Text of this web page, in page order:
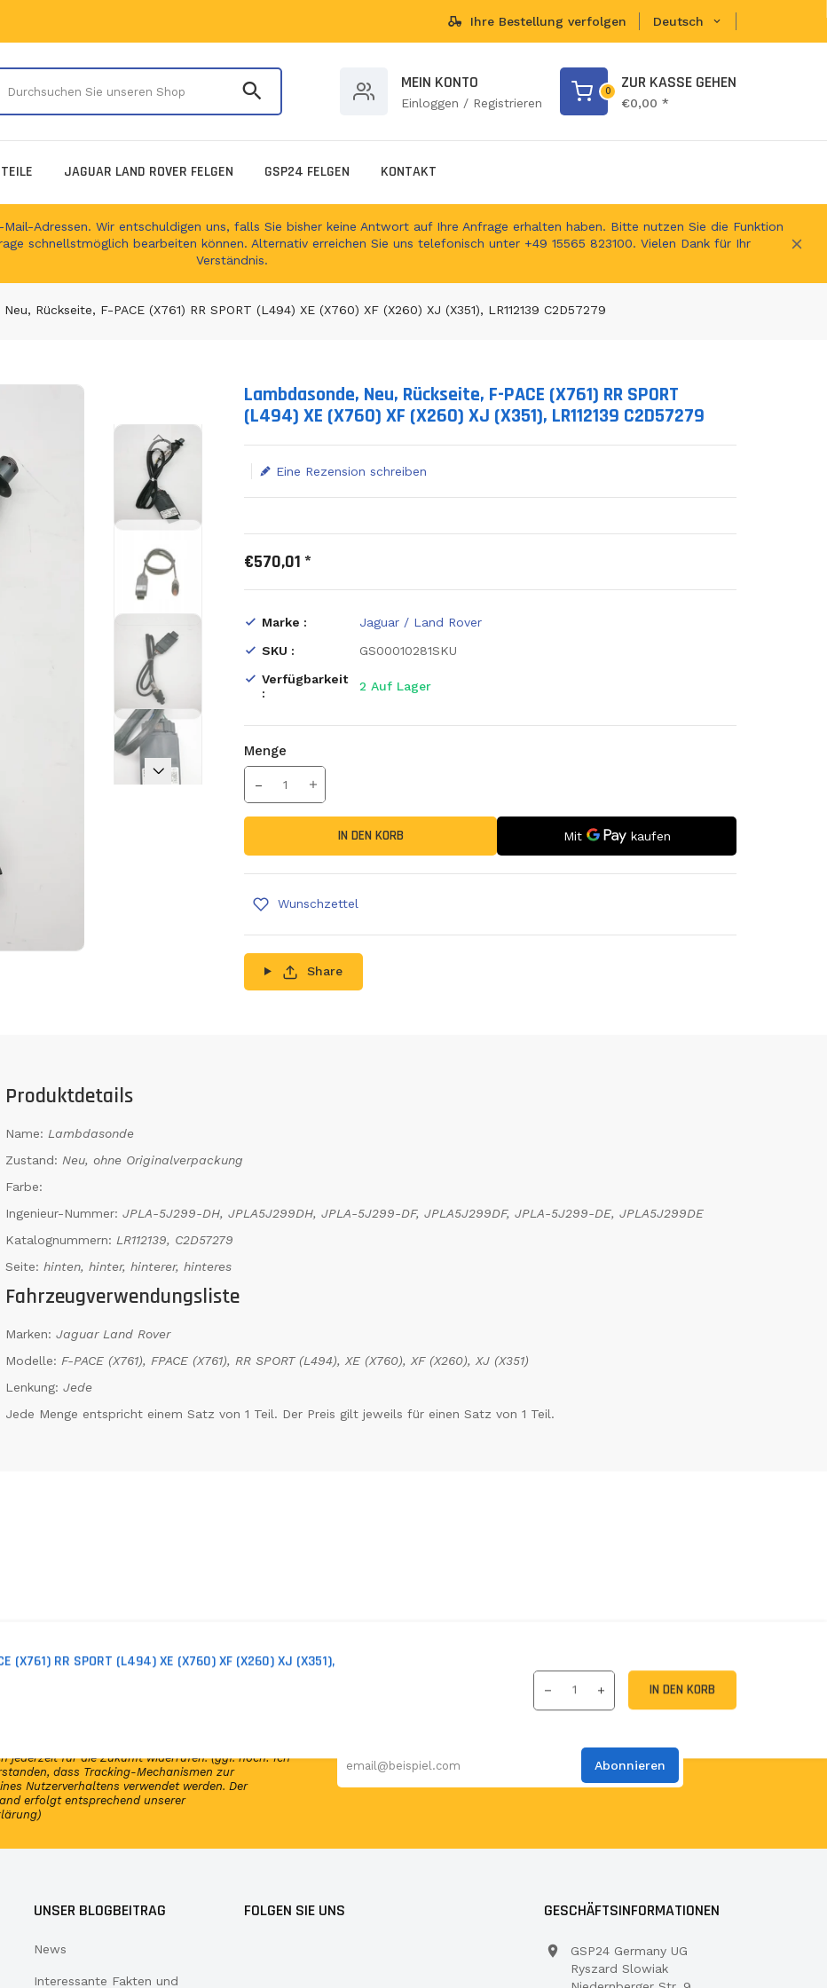
Ihre Bestellung verfolgen Deutsch
Durchsuchen Sie unseren Shop
MEIN KONTO
Einloggen / Registrieren
0 ZUR KASSE GEHEN
€0,00 *
JAGUAR LAND ROVER FELGEN GSP24 FELGEN KONTAKT
Adressen. Wir entschuldigen uns, falls Sie bisher keine Antwort auf Ihre Anfrage erhalten haben. Bitte nutzen Sie die Funktion
schnellstmöglich bearbeiten können. Alternativ erreichen Sie uns telefonisch unter +49 15565 823100. Vielen Dank für Ihr
Verständnis.
Rückseite, F-PACE (X761) RR SPORT (L494) XE (X760) XF (X260) XJ (X351), LR112139 C2D57279
Lambdasonde, Neu, Rückseite, F-PACE (X761) RR SPORT
(L494) XE (X760) XF (X260) XJ (X351), LR112139 C2D57279
Eine Rezension schreiben
Translation missing: de.products.product.loader_label
€570,01 *
Marke :
Jaguar / Land Rover
SKU :
GS00010281SKU
Verfügbarkeit
:
2 Auf Lager
Menge
Translation missing: de.products.product.decrease
Menge erhöhen
IN DEN KORB
Wunschzettel
Share
Produktdetails
Name: Lambdasonde
Zustand: Neu, ohne Originalverpackung
Farbe:
Ingenieur-Nummer: JPLA-5J299-DH, JPLA5J299DH, JPLA-5J299-DF, JPLA5J299DF, JPLA-5J299-DE, JPLA5J299DE
Katalognummern: LR112139, C2D57279
Seite: hinten, hinter, hinterer, hinteres
Fahrzeugverwendungsliste
Marken: Jaguar Land Rover
Modelle: F-PACE (X761), FPACE (X761), RR SPORT (L494), XE (X760), XF (X260), XJ (X351)
Lenkung: Jede
Jede Menge entspricht einem Satz von 1 Teil. Der Preis gilt jeweils für einen Satz von 1 Teil.
(X761) RR SPORT (L494) XE (X760) XF (X260) XJ (X351),
IN DEN KORB
jederzeit für die Zukunft widerrufen. (ggf. noch: Ich
dass Tracking-Mechanismen zur
Nutzerverhaltens verwendet werden. Der
erfolgt entsprechend unserer
Abonnieren
UNSER BLOGBEITRAG
News
Interessante Fakten und
FOLGEN SIE UNS GESCHÄFTSINFORMATIONEN
GSP24 Germany UG
Ryszard Slowiak